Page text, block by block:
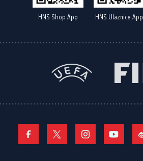
HNS Shop App HNS Ulaznice App